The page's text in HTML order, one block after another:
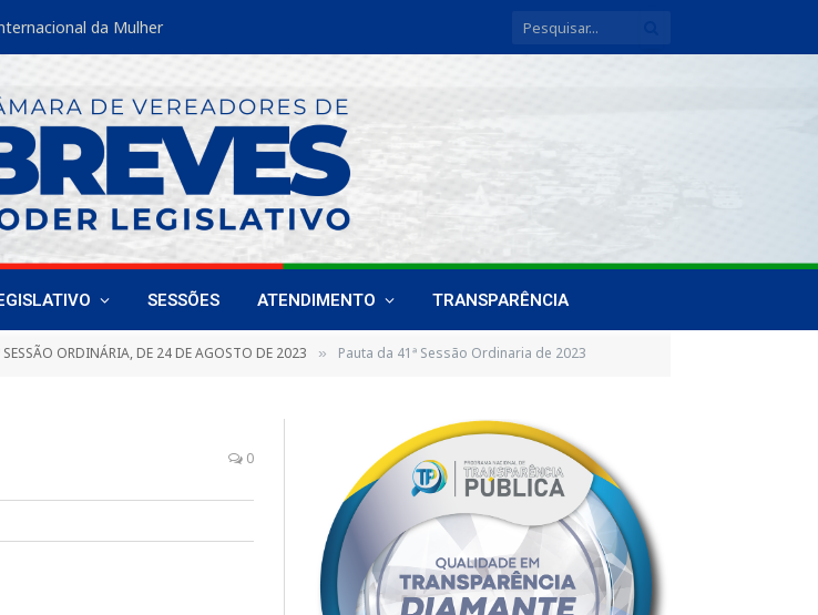
da Mulher
SESSÕES ATENDIMENTO TRANSPARÊNCIA
SESSÃO ORDINÁRIA, DE 24 DE AGOSTO DE 2023 » Pauta da 41ª Sessão Ordinaria de 2023
0